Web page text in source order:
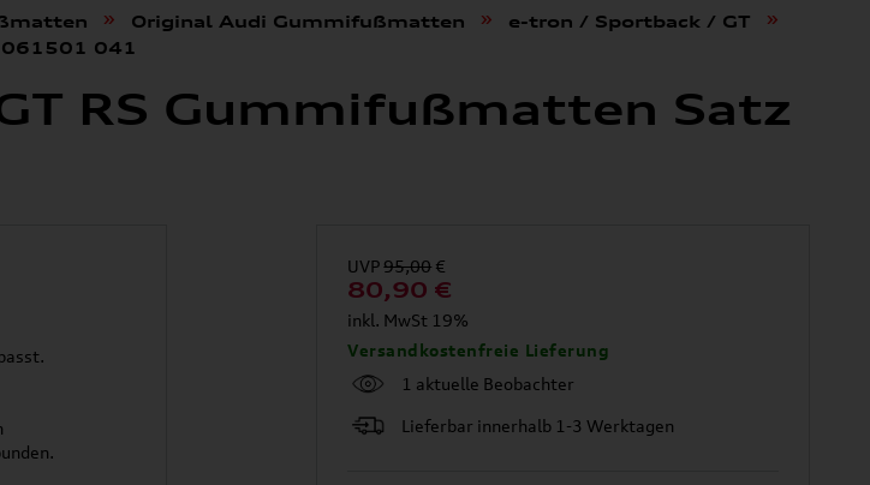
» Original Audi Gummifußmatten » e-tron / Sportback / GT »
041
RS Gummifußmatten Satz
UVP95,00 €
80,90 €
inkl. MwSt 19%
Versandkostenfreie Lieferung
1 aktuelle Beobachter
Lieferbar innerhalb 1-3 Werktagen